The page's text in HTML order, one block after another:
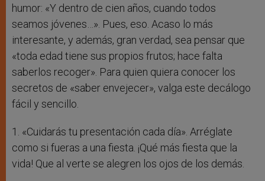
humor: «Y dentro de cien años, cuando todos
seamos jóvenes…». Pues, eso. Acaso lo más
interesante, y además, gran verdad, sea pensar que
«toda edad tiene sus propios frutos; hace falta
saberlos recoger». Para quien quiera conocer los
secretos de «saber envejecer», valga este decálogo
fácil y sencillo.
1. «Cuidarás tu presentación cada día». Arréglate
como si fueras a una fiesta. ¡Qué más fiesta que la
vida! Que al verte se alegren los ojos de los demás.